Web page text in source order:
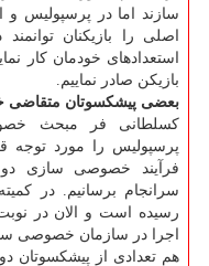
سازند اما در پرسپولیس و
اصلی را بازیكنان
استعدادهای خودمان كار
بازیكن صادر نماییم.
بعضی پیشكسوتان متقاضی
ك​سلطانی فر مبحث
پرسپولیس را مورد توجه
فرآیند خصوصی سازی دو
سرانجام برسانیم. در
رسیده است و الان در
اجرا در سازمان خصوصی
هم تعدادی از پیشكسوتان دو